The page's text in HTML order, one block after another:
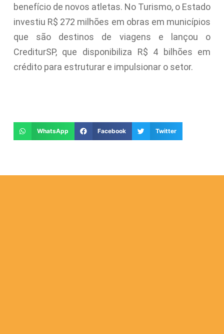
benefício de novos atletas. No Turismo, o Estado
investiu R$ 272 milhões em obras em municípios
que são destinos de viagens e lançou o
CrediturSP, que disponibiliza R$ 4 bilhões em
crédito para estruturar e impulsionar o setor.
WhatsApp Facebook Twitter